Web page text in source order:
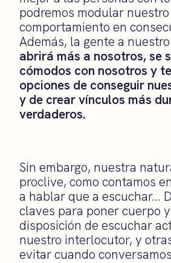
podremos modular nuestro
comportamiento en
Además, la gente a
abrirá más a nosotros, se
cómodos con nosotros y
opciones de conseguir
y de crear vínculos más
verdaderos.
Sin embargo, nuestra
proclive, como contamos
a hablar que a escuchar…
claves para poner cuerpo
disposición de escuchar
nuestro interlocutor, y
evitar cuando